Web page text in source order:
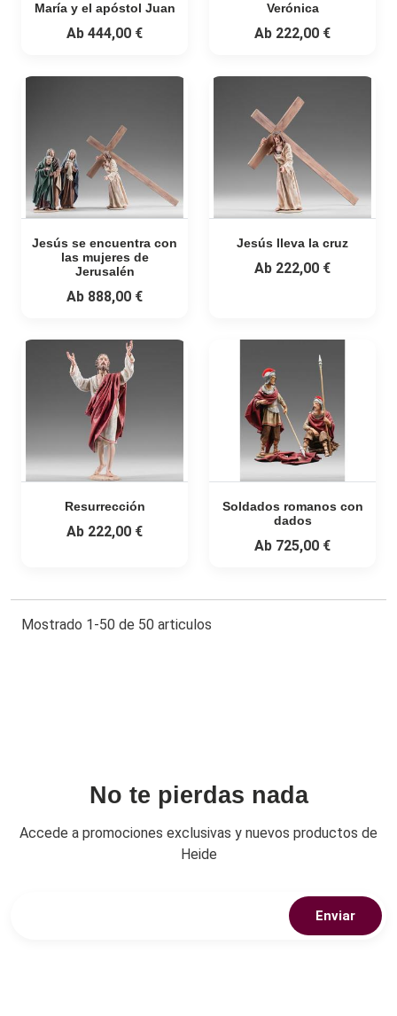
María y el apóstol Juan
Ab 444,00 €
Verónica
Ab 222,00 €
Jesús se encuentra con
las mujeres de
Jerusalén
Ab 888,00 €
Jesús lleva la cruz
Ab 222,00 €
Resurrección
Ab 222,00 €
Soldados romanos con
dados
Ab 725,00 €
Mostrado 1-50 de 50 articulos
No te pierdas nada
Accede a promociones exclusivas y nuevos productos de
Heide
Enviar